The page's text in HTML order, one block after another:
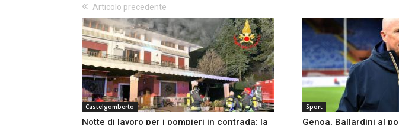
Articolo precedente
Castelgomberto
Notte di lavoro per i pompieri in contrada: la
Sport
Genoa, Ballardini al